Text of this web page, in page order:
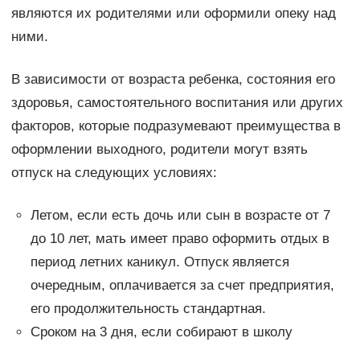
являются их родителями или оформили опеку над
ними.
В зависимости от возраста ребенка, состояния его
здоровья, самостоятельного воспитания или других
факторов, которые подразумевают преимущества в
оформлении выходного, родители могут взять
отпуск на следующих условиях:
Летом, если есть дочь или сын в возрасте от 7
до 10 лет, мать имеет право оформить отдых в
период летних каникул. Отпуск является
очередным, оплачивается за счет предприятия,
его продолжительность стандартная.
Сроком на 3 дня, если собирают в школу